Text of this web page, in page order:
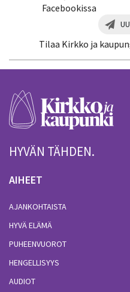
Facebookissa
Tilaa Kirkko ja
HYVÄN TÄHDEN.
AIHEET
AJANKOHTAISTA
HYVÄ ELÄMÄ
PUHEENVUOROT
HENGELLISYYS
AUDIOT